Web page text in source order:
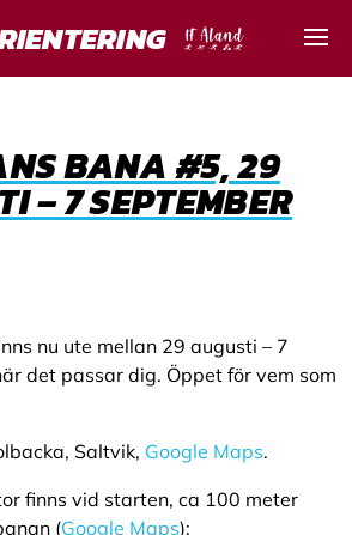
BANA #5, 29
– 7 SEPTEMBER
nu ute mellan 29 augusti – 7
det passar dig. Öppet för vem som
Saltvik, Google Maps.
finns vid starten, ca 100 meter
(Google Maps):